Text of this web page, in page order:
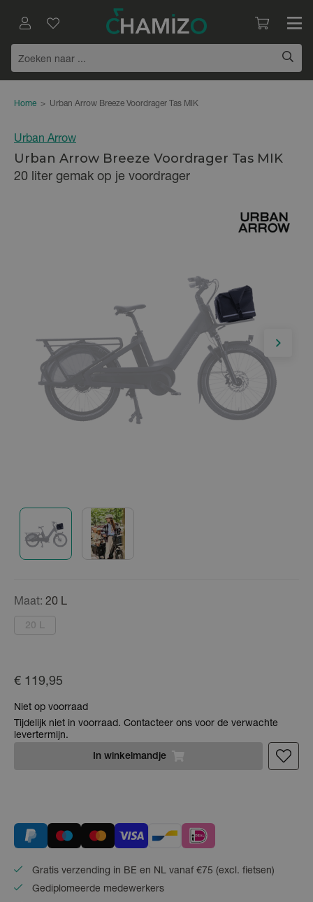
Home > Urban Arrow Breeze Voordrager Tas MIK
Urban Arrow
Urban Arrow Breeze Voordrager Tas MIK
20 liter gemak op je voordrager
Maat: 20 L
20 L
€ 119,95
Niet op voorraad
Tijdelijk niet in voorraad. Contacteer ons voor de verwachte
levertermijn.
In winkelmandje
Gratis verzending in BE en NL vanaf €75 (excl. fietsen)
Gediplomeerde medewerkers